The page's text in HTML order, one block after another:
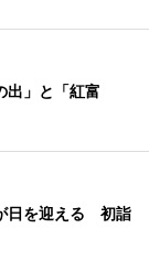
出」と「紅富
日を迎える 初詣